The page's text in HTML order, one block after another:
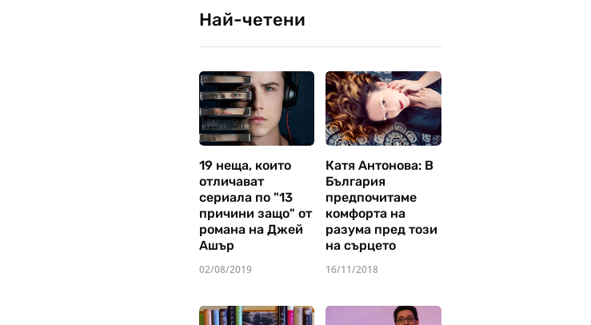
Най-четени
19 неща, които
отличават
сериала по "13
причини защо" от
романа на Джей
Ашър
02/08/2019
Катя Антонова: В
България
предпочитаме
комфорта на
разума пред този
на сърцето
16/11/2018